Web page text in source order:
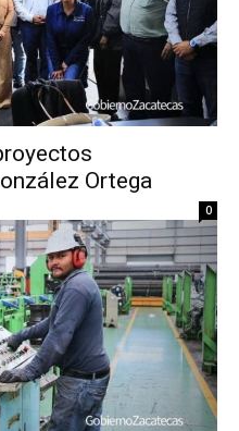
Ortega
0